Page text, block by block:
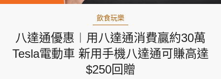
玄學靈異 東周專欄
飲食玩樂
八達通優惠︱用八達通消費贏約30萬
Tesla電動車 新用手機八達通可賺高達
$250回贈